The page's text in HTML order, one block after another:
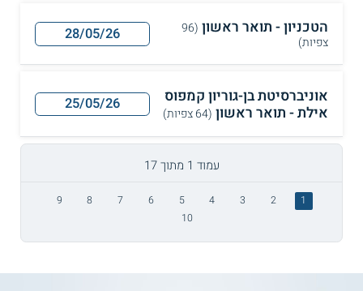
הטכניון - תואר ראשון (96
צפיות)
28/05/26
אוניברסיטת בן-גוריון קמפוס
אילת - תואר ראשון (64 צפיות) 25/05/26
עמוד 1 מתוך 17
1
2
3
4
5
6
7
8
9
10